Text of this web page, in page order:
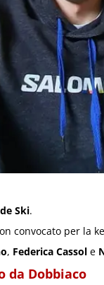
Ski.
convocato per la
, Federica Cassol e
da Dobbiaco